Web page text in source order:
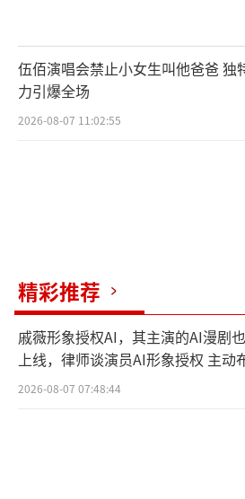
伍佰演唱会禁止小女生叫他爸爸 独
力引爆全场
2026-08-07 11:02:55
精彩推荐
戚薇形象授权AI，其主演的AI漫剧
上线，律师谈演员AI形象授权 主动
数字资产
2026-08-07 07:48:44